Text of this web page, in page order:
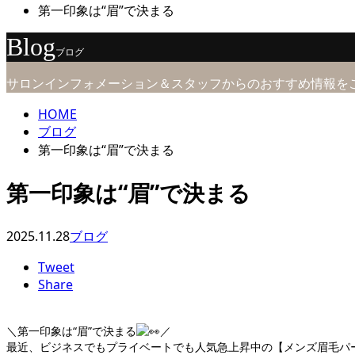
第一印象は“眉”で決まる
Blogブログ
サロンインフォメーション＆スタッフからのおすすめ情報を
HOME
ブログ
第一印象は“眉”で決まる
第一印象は“眉”で決まる
2025.11.28ブログ
Tweet
Share
＼第一印象は“眉”で決まる
／
最近、ビジネスでもプライベートでも人気急上昇中の【メンズ眉毛パ